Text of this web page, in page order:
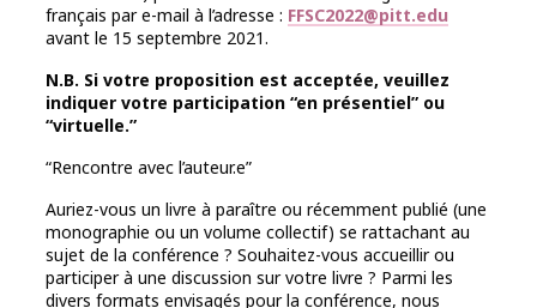
français par e-mail à l’adresse : FFSC2022@pitt.edu
avant le 15 septembre 2021.
N.B. Si votre proposition est acceptée, veuillez
indiquer votre participation “en présentiel” ou
“virtuelle.”
“Rencontre avec l’auteur.e”
Auriez-vous un livre à paraître ou récemment publié (une
monographie ou un volume collectif) se rattachant au
sujet de la conférence ? Souhaitez-vous accueillir ou
participer à une discussion sur votre livre ? Parmi les
divers formats envisagés pour la conférence, nous